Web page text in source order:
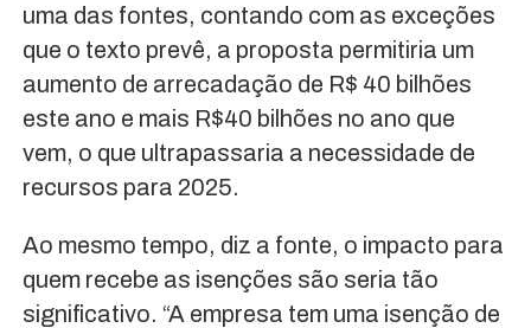
uma das fontes, contando com as exceções
que o texto prevê, a proposta permitiria um
aumento de arrecadação de R$ 40 bilhões
este ano e mais R$40 bilhões no ano que
vem, o que ultrapassaria a necessidade de
recursos para 2025.
Ao mesmo tempo, diz a fonte, o impacto para
quem recebe as isenções são seria tão
significativo. “A empresa tem uma isenção de